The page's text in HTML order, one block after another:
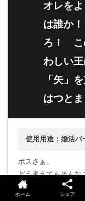
オレを
は誰か
ろ！ こ
わしい
「矢」
はつとま
使用用途：婚活パ
ボスさぁ。
どう考えてもそんな
矢を渡さないだろ。
ホーム シェア